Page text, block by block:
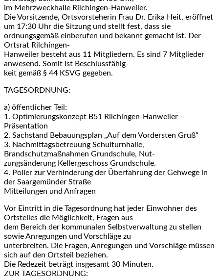
im Mehrzweckhalle Rilchingen-Hanweiler.
Die Vorsitzende, Ortsvorsteherin Frau Dr. Erika Heit, eröffnet
um 17:30 Uhr die Sitzung und stellt fest, dass sie
ordnungsgemäß einberufen und bekannt gemacht ist. Der
Ortsrat Rilchingen-
Hanweiler besteht aus 11 Mitgliedern. Es sind 7 Mitglieder
anwesend. Somit ist Beschlussfähig-
keit gemäß § 44 KSVG gegeben.
TAGESORDNUNG:
a) öffentlicher Teil:
1. Optimierungskonzept B51 Rilchingen-Hanweiler –
Präsentation
2. Sachstand Bebauungsplan „Auf dem Vordersten Gruß“
3. Nachmittagsbetreuung Schulturnhalle,
Brandschutzmaßnahmen Grundschule, Nut-
zungsänderung Kellergeschoss Grundschule.
4. Poller zur Verhinderung der Überfahrung der Gehwege in
der Saargemünder Straße
Mitteilungen und Anfragen
Vor Eintritt in die Tagesordnung hat jeder Einwohner des
Ortsteiles die Möglichkeit, Fragen aus
dem Bereich der kommunalen Selbstverwaltung zu stellen
sowie Anregungen und Vorschläge zu
unterbreiten. Die Fragen, Anregungen und Vorschläge müssen
sich auf den Ortsteil beziehen.
Die Redezeit beträgt insgesamt 30 Minuten.
ZUR TAGESORDNUNG: